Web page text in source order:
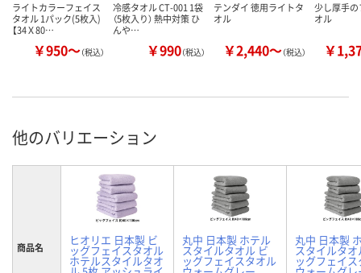
ライトカラーフェイス
タオル 1パック(5枚入)
【34Ｘ80…
￥950～（税込）
冷感タオル CT-001 1袋
（5枚入り） 熱中対策 ひ
んや…
￥990（税込）
テンダイ 徳用ライトタ
オル
￥2,440～（税込）
少し厚手
オル
￥
他のバリエーション
商品名 ヒオリエ 日本製 ビ
ッグフェイスタオル
ホテルスタイルタオ
丸中 日本製 ホテル
スタイルタオル ビ
ッグフェイスタオル
丸中 日本製
スタイルタオ
ッグフェイ